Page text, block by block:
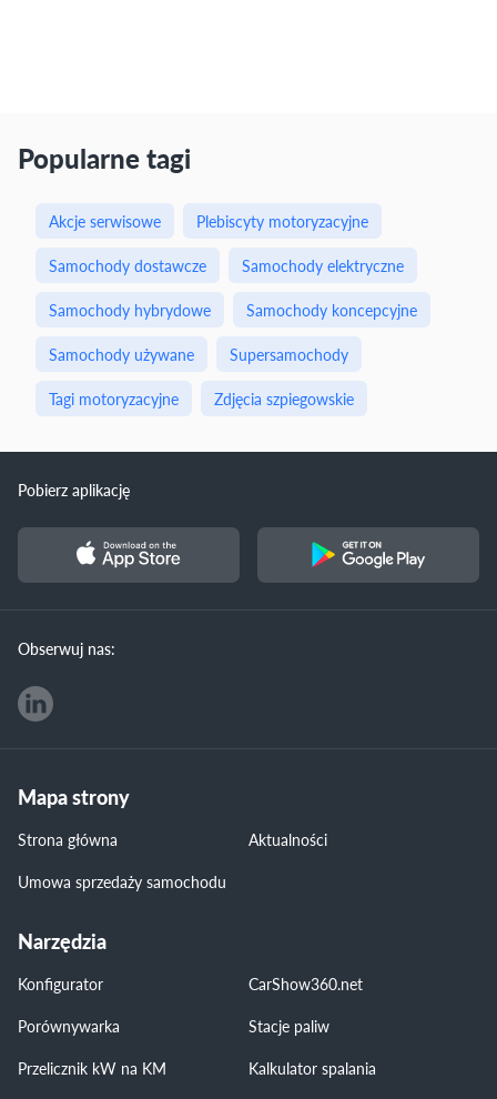
Popularne tagi
Akcje serwisowe
Plebiscyty motoryzacyjne
Samochody dostawcze
Samochody elektryczne
Samochody hybrydowe
Samochody koncepcyjne
Samochody używane
Supersamochody
Tagi motoryzacyjne
Zdjęcia szpiegowskie
Pobierz aplikację
Obserwuj nas:
Mapa strony
Strona główna
Aktualności
Umowa sprzedaży samochodu
Narzędzia
Konfigurator
CarShow360.net
Porównywarka
Stacje paliw
Przelicznik kW na KM
Kalkulator spalania